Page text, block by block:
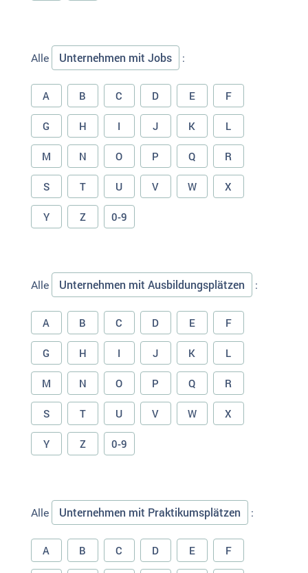
Alle Unternehmen mit Jobs :
A B C D E F
G H I J K L
M N O P Q R
S T U V W X
Y Z 0-9
Alle Unternehmen mit Ausbildungsplätzen :
A B C D E F
G H I J K L
M N O P Q R
S T U V W X
Y Z 0-9
Alle Unternehmen mit Praktikumsplätzen :
A B C D E F